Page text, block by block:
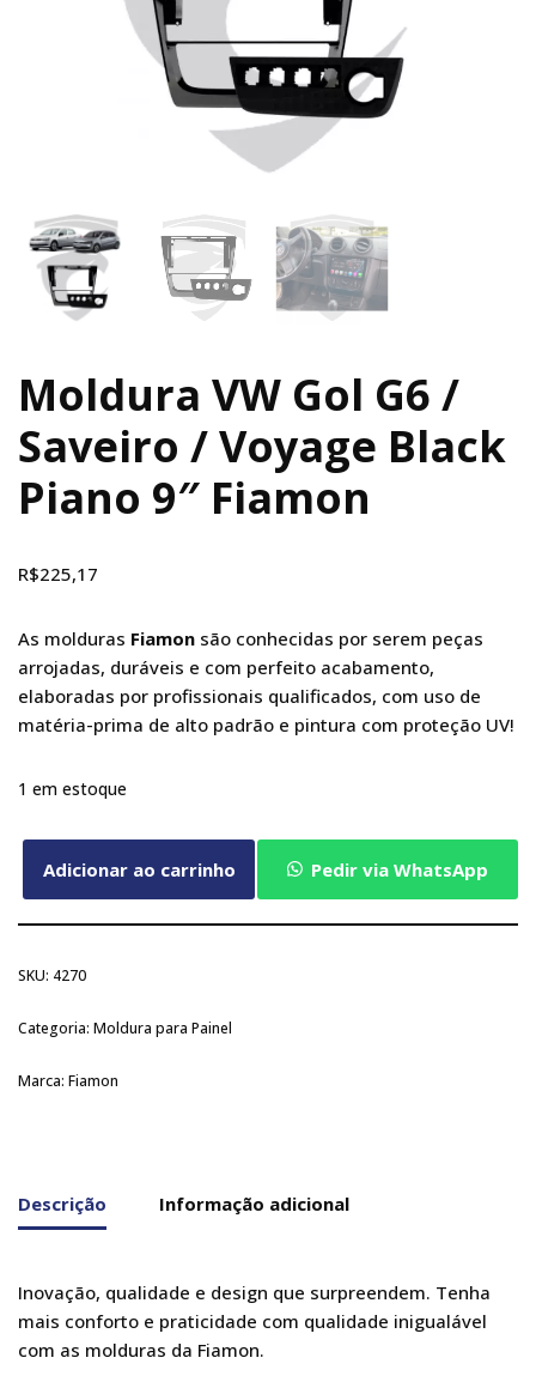
Moldura VW Gol G6 /
Saveiro / Voyage Black
Piano 9″ Fiamon
R$225,17
As molduras Fiamon são conhecidas por serem peças
arrojadas, duráveis e com perfeito acabamento,
elaboradas por profissionais qualificados, com uso de
matéria-prima de alto padrão e pintura com proteção UV!
1 em estoque
Adicionar ao carrinho Pedir via WhatsApp
SKU: 4270
Categoria: Moldura para Painel
Marca: Fiamon
Descrição Informação adicional
Inovação, qualidade e design que surpreendem. Tenha
mais conforto e praticidade com qualidade inigualável
com as molduras da Fiamon.